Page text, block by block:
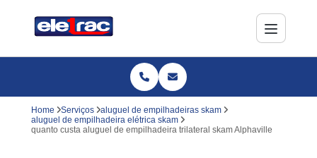
Home Serviços
aluguel de empilhadeiras skam
aluguel de empilhadeira elétrica skam
quanto custa aluguel de empilhadeira trilateral skam Alphaville